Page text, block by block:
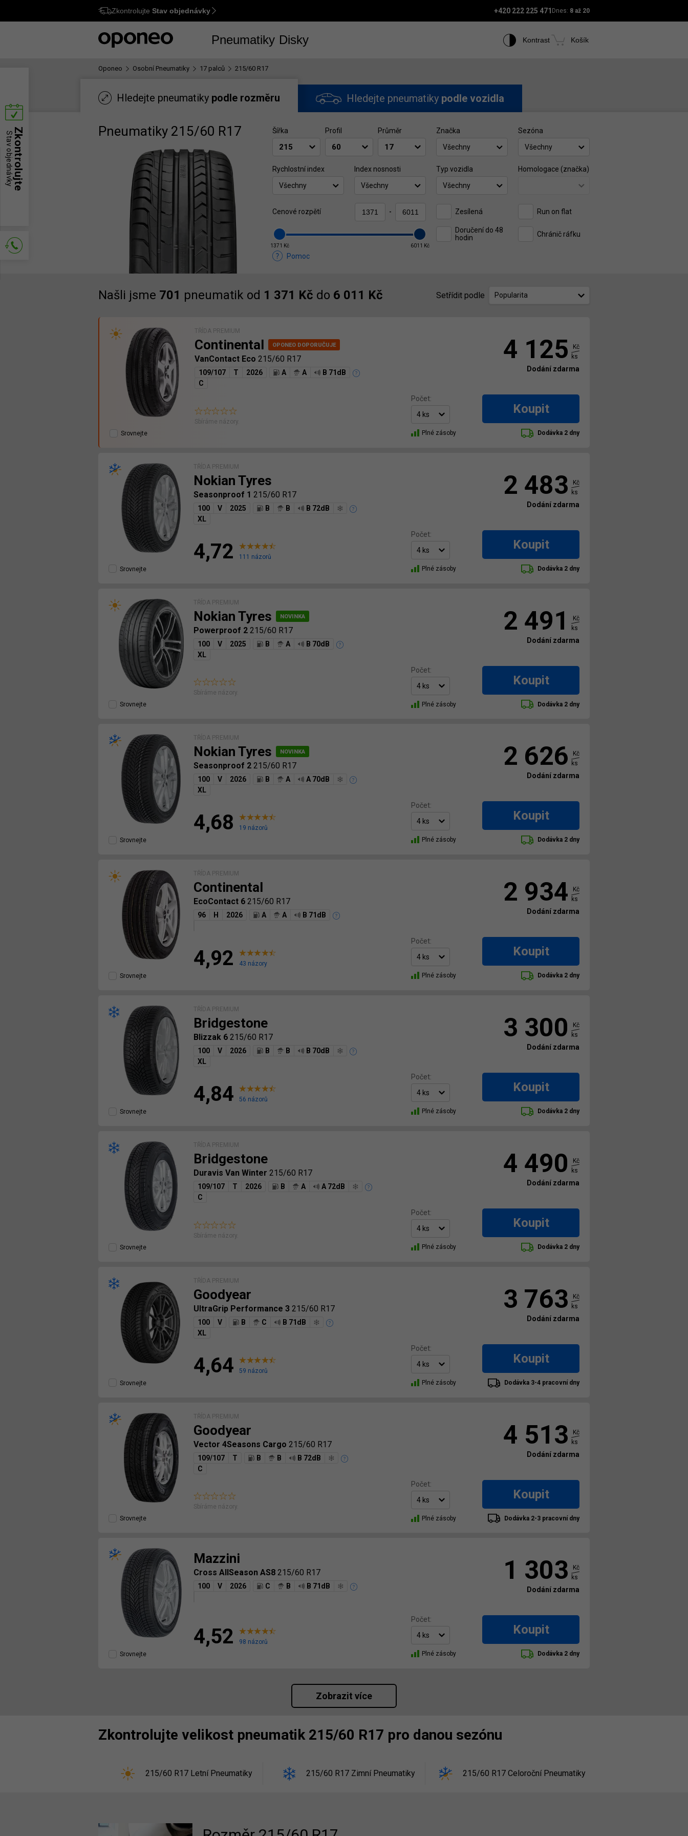
Ctrl M
Zkontrolujte Stav objednávky +420 222 225 471 Dnes: 8 až 20
Pneumatiky Disky Kontrast Košík
Oponeo Osobní Pneumatiky 17 palců 215/60 R17
Hledejte pneumatiky podle rozměru Hledejte pneumatiky podle vozidla
Pneumatiky 215/60 R17 Šířka Profil Průměr
Značka
Všechny
Sezóna
Všechny
Rychlostní index
Všechny
Index nosnosti
Všechny
Typ vozidla
Všechny
Homologace (značka)
Cenové rozpětí -
1371 Kč 6011 Kč
Zesílená Run on flat
Doručení do 48
hodin
Chránič ráfku
Pomoc
Našli jsme 701 pneumatik od 1 371 Kč do 6 011 Kč Setřídit podle Popularita
TŘÍDA PREMIUM
Continental
VanContact Eco 215/60 R17
109/107 T 2026 A A
B 71dB
C
Sbíráme názory.
Srovnejte
4 125
Kč
ks
Dodání zdarma
Počet:
Koupit
Plné zásoby Dodávka 2 dny
TŘÍDA PREMIUM
Nokian Tyres
Seasonproof 1 215/60 R17
100 V 2025 B B
B 72dB
XL
4,72
111 názorů
Srovnejte
2 483
Kč
ks
Dodání zdarma
Počet:
Koupit
Plné zásoby Dodávka 2 dny
TŘÍDA PREMIUM
Nokian Tyres
Powerproof 2 215/60 R17
100 V 2025 B A
B 70dB
XL
Sbíráme názory.
Srovnejte
2 491
Kč
ks
Dodání zdarma
Počet:
Koupit
Plné zásoby Dodávka 2 dny
TŘÍDA PREMIUM
Nokian Tyres
Seasonproof 2 215/60 R17
100 V 2026 B A
A 70dB
XL
4,68
19 názorů
Srovnejte
2 626
Kč
ks
Dodání zdarma
Počet:
Koupit
Plné zásoby Dodávka 2 dny
TŘÍDA PREMIUM
Continental
EcoContact 6 215/60 R17
96 H 2026 A A B 71dB
4,92
43 názory
Srovnejte
2 934
Kč
ks
Dodání zdarma
Počet:
Koupit
Plné zásoby Dodávka 2 dny
TŘÍDA PREMIUM
Bridgestone
Blizzak 6 215/60 R17
100 V 2026 B B
B 70dB
XL
4,84
56 názorů
Srovnejte
3 300
Kč
ks
Dodání zdarma
Počet:
Koupit
Plné zásoby Dodávka 2 dny
TŘÍDA PREMIUM
Bridgestone
Duravis Van Winter 215/60 R17
109/107 T 2026 B A
A 72dB
C
Sbíráme názory.
Srovnejte
4 490
Kč
ks
Dodání zdarma
Počet:
Koupit
Plné zásoby Dodávka 2 dny
TŘÍDA PREMIUM
Goodyear
UltraGrip Performance 3 215/60 R17
100 V B C
B 71dB
XL
4,64
59 názorů
Srovnejte
3 763
Kč
ks
Dodání zdarma
Počet:
Koupit
Plné zásoby Dodávka 3-4 pracovní dny
TŘÍDA PREMIUM
Goodyear
Vector 4Seasons Cargo 215/60 R17
109/107 T B B
B 72dB
C
Sbíráme názory.
Srovnejte
4 513
Kč
ks
Dodání zdarma
Počet:
Koupit
Plné zásoby Dodávka 2-3 pracovní dny
Mazzini
Cross AllSeason AS8 215/60 R17
100 V 2026 C B B 71dB
4,52
98 názorů
Srovnejte
1 303
Kč
ks
Dodání zdarma
Počet:
Koupit
Plné zásoby Dodávka 2 dny
Zobrazit více
Zkontrolujte velikost pneumatik 215/60 R17 pro danou sezónu
215/60 R17 Letní Pneumatiky 215/60 R17 Zimní Pneumatiky 215/60 R17 Celoroční Pneumatiky
Zkontrolujte
Stav objednávky